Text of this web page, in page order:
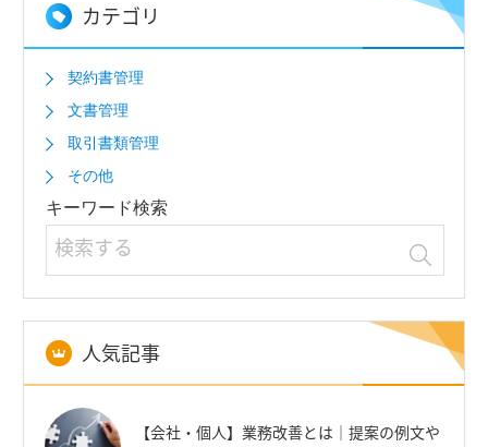
カテゴリ
契約書管理
文書管理
取引書類管理
その他
キーワード検索
人気記事
【会社・個人】業務改善とは｜提案の例文や